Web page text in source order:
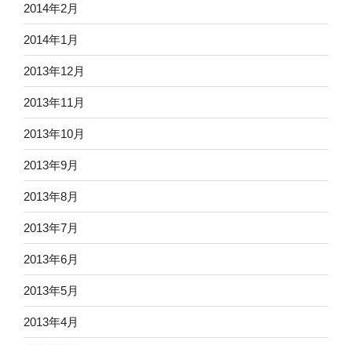
2014年2月
2014年1月
2013年12月
2013年11月
2013年10月
2013年9月
2013年8月
2013年7月
2013年6月
2013年5月
2013年4月